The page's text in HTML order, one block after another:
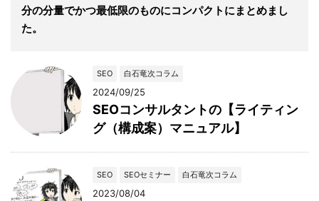
分の分量でかつ最低限のものにコンパクトにまとめまし
た。
SEO 白石竜次コラム
2024/09/25
SEOコンサルタントの【ライティン
グ（構成案）マニュアル】
SEO SEOセミナー 白石竜次コラム
2023/08/04